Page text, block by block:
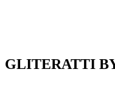
GLITERATTI